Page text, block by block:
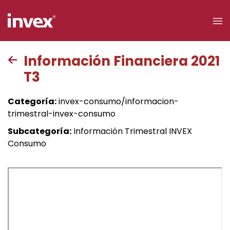
Buscar
Personas
Información Financiera 2021
T3
Categoría:invex-consumo/informacion-
trimestral-invex-consumo
Subcategoría: Información Trimestral INVEX
Consumo